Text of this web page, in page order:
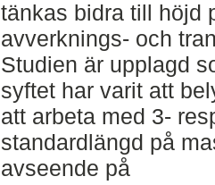
tänkas bidra till höjd
avverknings- och
Studien är upplagd
syftet har varit att
att arbeta med 3-
standardlängd på
avseende på